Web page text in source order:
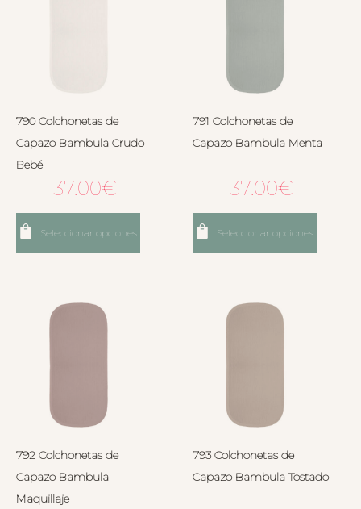
790 Colchonetas de
Capazo Bambula Crudo
Bebé
37.00€
Seleccionar opciones
791 Colchonetas de
Capazo Bambula Menta
37.00€
Seleccionar opciones
792 Colchonetas de
Capazo Bambula
Maquillaje
793 Colchonetas de
Capazo Bambula Tostado